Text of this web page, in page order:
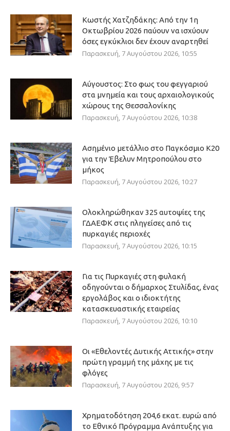
Κωστής Χατζηδάκης: Από την 1η
Οκτωβρίου 2026 παύουν να ισχύουν
όσες εγκύκλιοι δεν έχουν αναρτηθεί
Παρασκευή, 7 Αυγούστου 2026, 10:55
Αύγουστος: Στο φως του φεγγαριού
στα μνημεία και τους αρχαιολογικούς
χώρους της Θεσσαλονίκης
Παρασκευή, 7 Αυγούστου 2026, 10:38
Ασημένιο μετάλλιο στο Παγκόσμιο Κ20
για την Έβελυν Μητροπούλου στο
μήκος
Παρασκευή, 7 Αυγούστου 2026, 10:27
Ολοκληρώθηκαν 325 αυτοψίες της
ΓΔΑΕΦΚ στις πληγείσες από τις
πυρκαγιές περιοχές
Παρασκευή, 7 Αυγούστου 2026, 10:15
Για τις Πυρκαγιές στη φυλακή
οδηγούνται ο δήμαρχος Στυλίδας, ένας
εργολάβος και ο ιδιοκτήτης
κατασκευαστικής εταιρείας
Παρασκευή, 7 Αυγούστου 2026, 10:10
Οι «Εθελοντές Δυτικής Αττικής» στην
πρώτη γραμμή της μάχης με τις
φλόγες
Παρασκευή, 7 Αυγούστου 2026, 9:57
Χρηματοδότηση 204,6 εκατ. ευρώ από
το Εθνικό Πρόγραμμα Ανάπτυξης για